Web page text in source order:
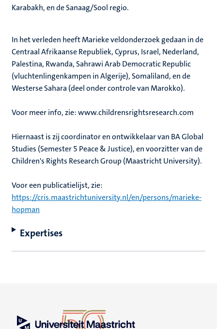
Karabakh, en de Sanaag/Sool regio.
In het verleden heeft Marieke veldonderzoek gedaan in de
Centraal Afrikaanse Republiek, Cyprus, Israel, Nederland,
Palestina, Rwanda, Sahrawi Arab Democratic Republic
(vluchtenlingenkampen in Algerije), Somaliland, en de
Westerse Sahara (deel onder controle van Marokko).
Voor meer info, zie: www.childrensrightsresearch.com
Hiernaast is zij coordinator en ontwikkelaar van BA Global
Studies (Semester 5 Peace & Justice), en voorzitter van de
Children's Rights Research Group (Maastricht University).
Voor een publicatielijst, zie:
https://cris.maastrichtuniversity.nl/en/persons/marieke-
hopman
Expertises